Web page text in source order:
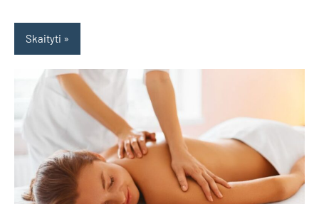
Skaityti